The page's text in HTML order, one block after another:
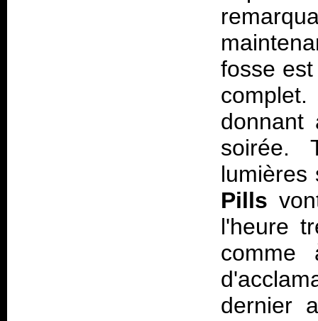
fosse
donnant
soirée.
lumières
Pills
l'heure
comme
dernier